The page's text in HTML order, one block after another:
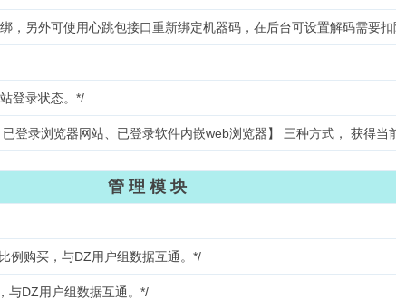
，另外可使用心跳包接口重新绑定机器码，在后台可设置解码需要
登录状态。*/
登录浏览器网站、已登录软件内嵌web浏览器】 三种方式， 获得当
管 理 模 块
例购买，与DZ用户组数据互通。*/
DZ用户组数据互通。*/